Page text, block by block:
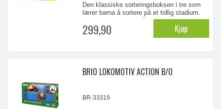
Den klassiske sorteringsboksen i tre som
lærer barna å sortere på et tidlig stadium.
En flott treleke til smårollinger –
sorteringsboksen øver opp barnas hånd-
øye-koordinasjon, konsentrasjonsevne og
299,90 Kjøp
BRIO LOKOMOTIV ACTION B/O
BR-33319